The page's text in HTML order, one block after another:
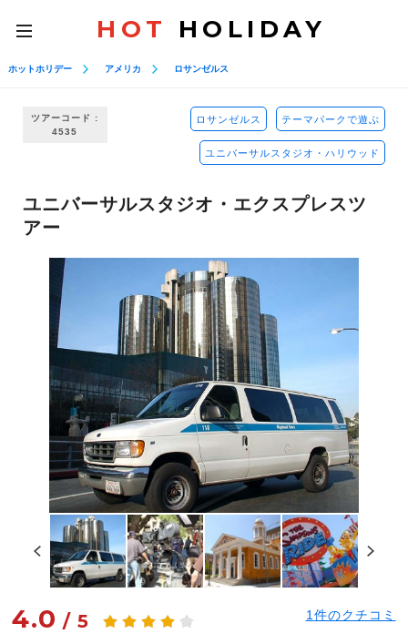
toggle
navigation
HOT HOLIDAY
ホットホリデー アメリカ ロサンゼルス
ツアーコード :
4535
ロサンゼルス テーマパークで遊ぶ
ユニバーサルスタジオ・ハリウッド
ユニバーサルスタジオ・エクスプレスツ
アー
4.0 /5 1件のクチコミ